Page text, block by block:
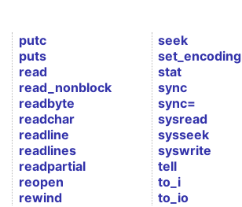
putc
puts
read
read_nonblock
readbyte
readchar
readline
readlines
readpartial
reopen
rewind
seek
set_encoding
stat
sync
sync=
sysread
sysseek
syswrite
tell
to_i
to_io